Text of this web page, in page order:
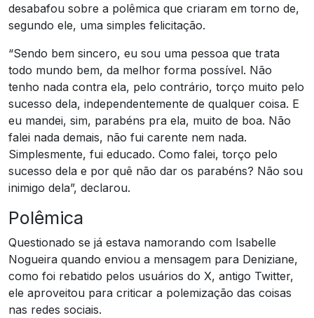
desabafou sobre a polêmica que criaram em torno de,
segundo ele, uma simples felicitação.
“Sendo bem sincero, eu sou uma pessoa que trata
todo mundo bem, da melhor forma possível. Não
tenho nada contra ela, pelo contrário, torço muito pelo
sucesso dela, independentemente de qualquer coisa. E
eu mandei, sim, parabéns pra ela, muito de boa. Não
falei nada demais, não fui carente nem nada.
Simplesmente, fui educado. Como falei, torço pelo
sucesso dela e por quê não dar os parabéns? Não sou
inimigo dela”, declarou.
Polêmica
Questionado se já estava namorando com Isabelle
Nogueira quando enviou a mensagem para Deniziane,
como foi rebatido pelos usuários do X, antigo Twitter,
ele aproveitou para criticar a polemização das coisas
nas redes sociais.